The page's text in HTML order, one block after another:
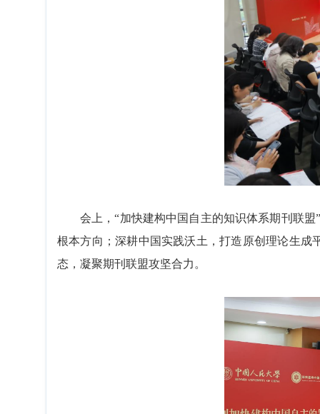
会上，“加快建构中国自主的知识体系期刊联盟
根本方向；深耕中国实践沃土，打造原创理论生
态，凝聚期刊联盟攻坚合力。